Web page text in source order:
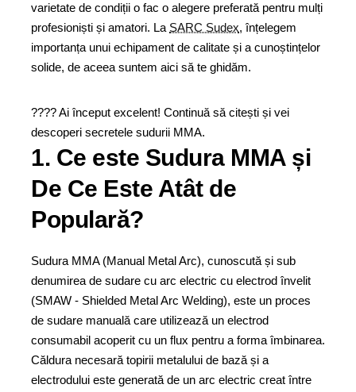
varietate de condiții o fac o alegere preferată pentru mulți
profesioniști și amatori. La SARC Sudex, înțelegem
importanța unui echipament de calitate și a cunoștințelor
solide, de aceea suntem aici să te ghidăm.
???? Ai început excelent! Continuă să citești și vei
descoperi secretele sudurii MMA.
1. Ce este Sudura MMA și
De Ce Este Atât de
Populară?
Sudura MMA (Manual Metal Arc), cunoscută și sub
denumirea de sudare cu arc electric cu electrod învelit
(SMAW - Shielded Metal Arc Welding), este un proces
de sudare manuală care utilizează un electrod
consumabil acoperit cu un flux pentru a forma îmbinarea.
Căldura necesară topirii metalului de bază și a
electrodului este generată de un arc electric creat între